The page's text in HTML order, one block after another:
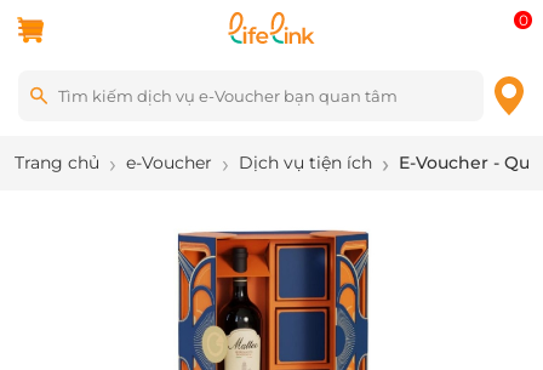
0
Trang chủ e-Voucher Dịch vụ tiện ích E-Voucher -